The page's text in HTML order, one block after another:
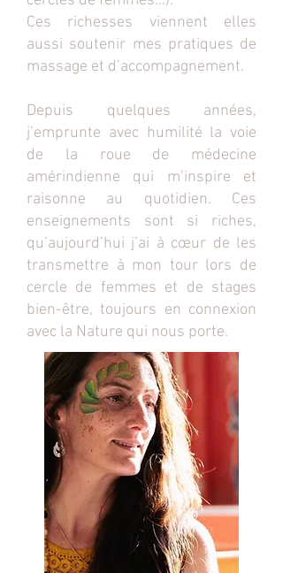
Ces richesses viennent elles
aussi soutenir mes pratiques de
massage et d’accompagnement.
Depuis quelques années,
j’emprunte avec humilité la voie
de la roue de médecine
amérindienne qui m’inspire et
raisonne au quotidien. Ces
enseignements sont si riches,
qu’aujourd’hui j’ai à cœur de les
transmettre à mon tour lors de
cercle de femmes et de stages
bien-être, toujours en connexion
avec la Nature qui nous porte.